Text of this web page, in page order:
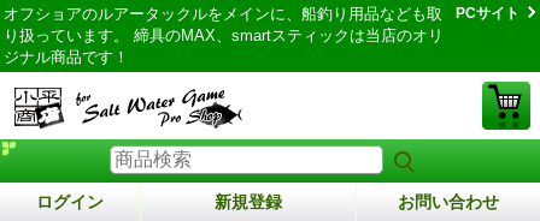
オフショアのルアータックルをメインに、船釣り用品なども取
り扱っています。 締具のMAX、smartスティックは当店のオリ
ジナル商品です！
PCサイト
ログイン 新規登録 お問い合わせ